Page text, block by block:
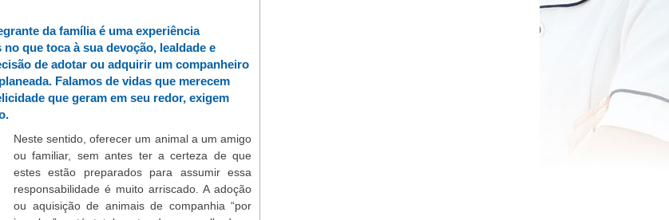
da família é uma experiência
que toca à sua devoção, lealdade e
de adotar ou adquirir um companheiro
Falamos de vidas que merecem
que geram em seu redor, exigem
Neste sentido, oferecer um animal a um amigo
ou familiar, sem antes ter a certeza de que
estes estão preparados para assumir essa
responsabilidade é muito arriscado. A adoção
ou aquisição de animais de companhia “por